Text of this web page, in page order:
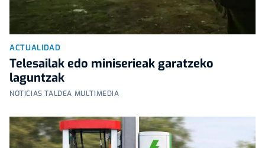
ACTUALIDAD
Telesailak edo miniserieak garatzeko
laguntzak
NOTICIAS TALDEA MULTIMEDIA